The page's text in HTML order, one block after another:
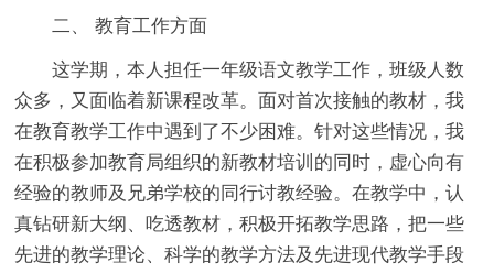
二、 教育工作方面
这学期，本人担任一年级语文教学工作，班级人数
众多，又面临着新课程改革。面对首次接触的教材，我
在教育教学工作中遇到了不少困难。针对这些情况，我
在积极参加教育局组织的新教材培训的同时，虚心向有
经验的教师及兄弟学校的同行讨教经验。在教学中，认
真钻研新大纲、吃透教材，积极开拓教学思路，把一些
先进的教学理论、科学的教学方法及先进现代教学手段